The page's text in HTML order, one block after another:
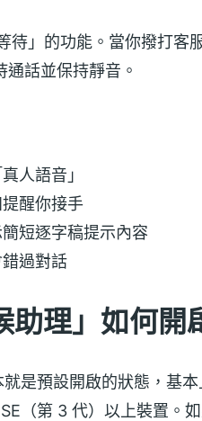
待」的功能。當你撥打客
話並保持靜音。
人語音」
醒你接手
短逐字稿提示內容
過對話
理」如何開
是預設開啟的狀態，基
（第 3 代）以上裝置。